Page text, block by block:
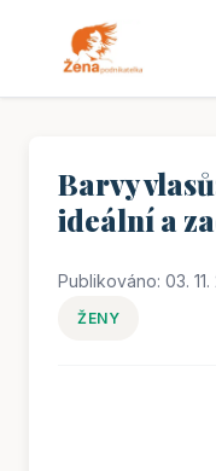
Barvy
ideální a
Publikováno: 03. 11.
ŽENY